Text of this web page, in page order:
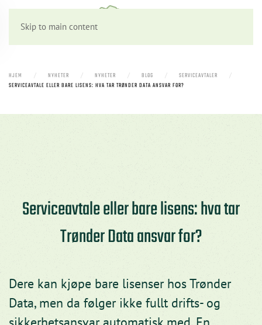
Skip to main content
HJEM NYHETER NYHETER BLOG
SERVICEAVTALER
SERVICEAVTALE ELLER BARE LISENS: HVA TAR TRØNDER DATA ANSVAR FOR?
Serviceavtale eller bare lisens: hva tar
Trønder Data ansvar for?
Dere kan kjøpe bare lisenser hos Trønder
Data, men da følger ikke fullt drifts- og